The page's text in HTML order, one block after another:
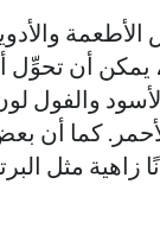
يمكن أن تحوِّل
والفول
كما أن
زاهية مثل